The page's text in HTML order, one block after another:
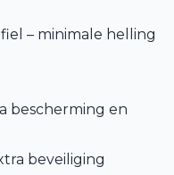
– minimale helling
bescherming en
beveiliging